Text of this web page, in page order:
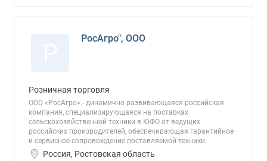
РосАгро", ООО
Розничная торговля
ООО «РосАгро» - динамично развивающаяся российская
компания, специализирующаяся на поставках
сельскохозяйственной техники в ЮФО от ведущих
российских производителей, обеспечивающая гарантийное
и сервисное сопровождение поставляемой техники.
Россия, Ростовская область